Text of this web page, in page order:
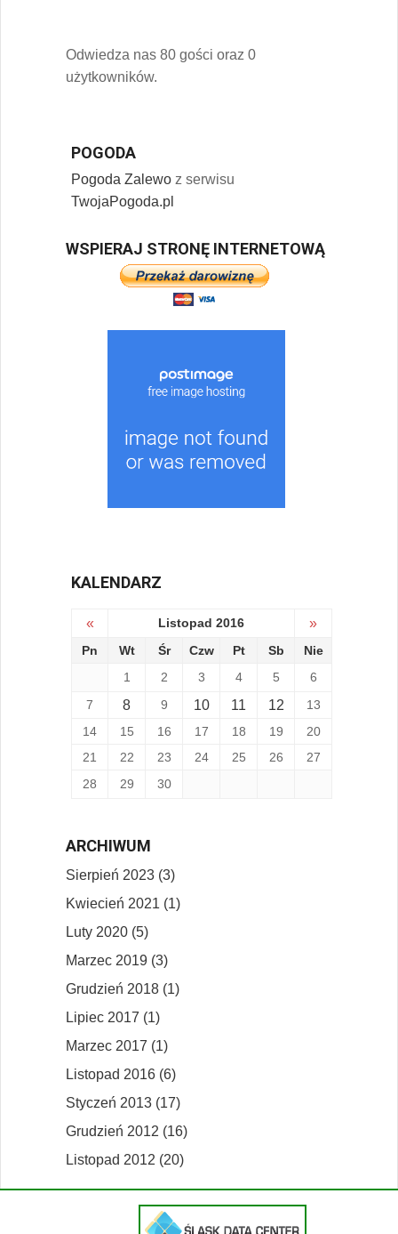
Odwiedza nas 80 gości oraz 0
użytkowników.
POGODA
Pogoda Zalewo z serwisu
TwojaPogoda.pl
WSPIERAJ STRONĘ INTERNETOWĄ
KALENDARZ
« Listopad 2016 »
Pn Wt Śr Czw Pt Sb
Nie
1
2 3 4 5
6
7
8 9 10 11 12
13
14
15 16 17 18 19
20
21
22 23 24 25 26
27
28
29 30
ARCHIWUM
Sierpień 2023 (3)
Kwiecień 2021 (1)
Luty 2020 (5)
Marzec 2019 (3)
Grudzień 2018 (1)
Lipiec 2017 (1)
Marzec 2017 (1)
Listopad 2016 (6)
Styczeń 2013 (17)
Grudzień 2012 (16)
Listopad 2012 (20)